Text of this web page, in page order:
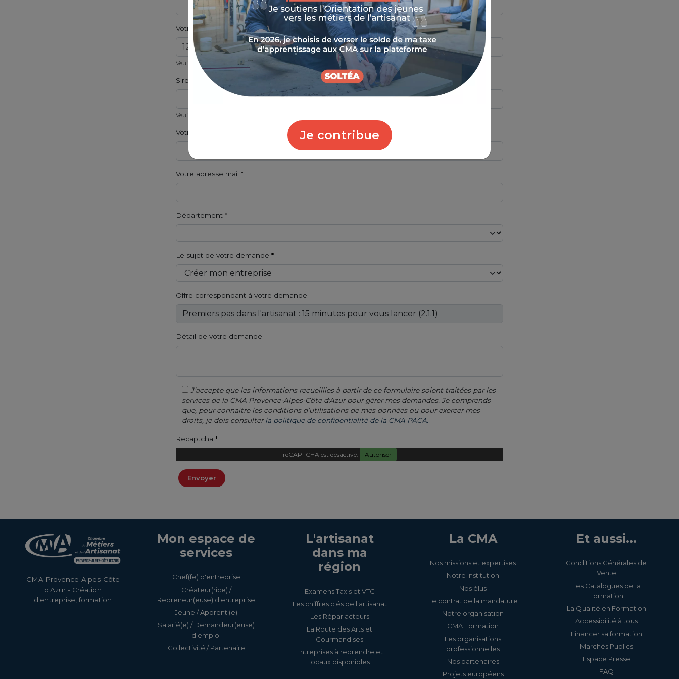
Je contribue
Votre numéro de siren (si vous êtes une entreprise)
Veuillez indiquer les 9 chiffres de votre numéro de SIREN
Siret de l'établissement concerné (si vous êtes une entreprise)
Veuillez indiquer les 14 chiffres de votre numéro de SIRET
Votre numéro de téléphone
Votre adresse mail
Département
Le sujet de votre demande
Offre correspondant à votre demande
Détail de votre demande
J’accepte que les informations recueillies à partir de ce formulaire soient traitées par les
services de la CMA Provence-Alpes-Côte d'Azur pour gérer mes demandes. Je comprends
que, pour connaitre les conditions d’utilisations de mes données ou pour exercer mes
droits, je dois consulterla politique de confidentialité de la CMA PACA.
Recaptcha
reCAPTCHA est désactivé. Autoriser
Envoyer
CMA Provence-Alpes-Côte
d'Azur - Création
d'entreprise, formation
Mon espace de
services
Chef(fe) d'entreprise
Créateur(rice) /
Repreneur(euse) d'entreprise
Jeune / Apprenti(e)
Salarié(e) / Demandeur(euse)
d'emploi
Collectivité / Partenaire
L'artisanat
dans ma
région
Examens Taxis et VTC
Les chiffres clés de l'artisanat
Les Répar'acteurs
La Route des Arts et
Gourmandises
Entreprises à reprendre et
locaux disponibles
La CMA
Nos missions et expertises
Notre institution
Nos élus
Le contrat de la mandature
Notre organisation
CMA Formation
Les organisations
professionnelles
Nos partenaires
Projets européens
Et aussi...
Conditions Générales de
Vente
Les Catalogues de la
Formation
La Qualité en Formation
Accessibilité à tous
Financer sa formation
Marchés Publics
Espace Presse
FAQ